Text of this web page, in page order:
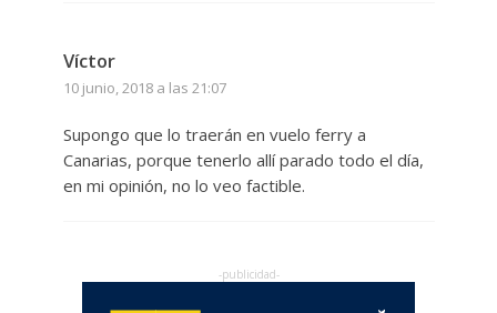
Víctor
10 junio, 2018 a las 21:07
Supongo que lo traerán en vuelo ferry a
Canarias, porque tenerlo allí parado todo el día,
en mi opinión, no lo veo factible.